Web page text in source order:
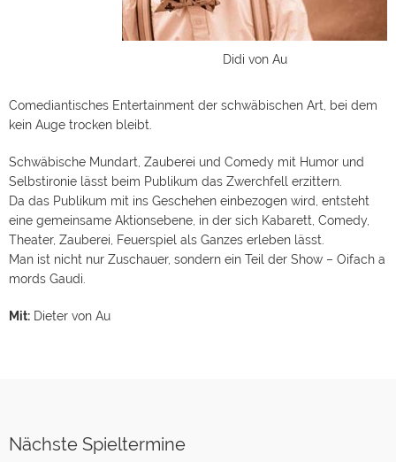
Didi von Au
Comediantisches Entertainment der schwäbischen Art, bei dem
kein Auge trocken bleibt.
Schwäbische Mundart, Zauberei und Comedy mit Humor und
Selbstironie lässt beim Publikum das Zwerchfell erzittern.
Da das Publikum mit ins Geschehen einbezogen wird, entsteht
eine gemeinsame Aktionsebene, in der sich Kabarett, Comedy,
Theater, Zauberei, Feuerspiel als Ganzes erleben lässt.
Man ist nicht nur Zuschauer, sondern ein Teil der Show – Oifach a
mords Gaudi.
Mit: Dieter von Au
Nächste Spieltermine